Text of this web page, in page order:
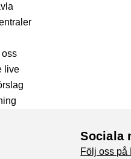
live
Sociala
Följ oss på